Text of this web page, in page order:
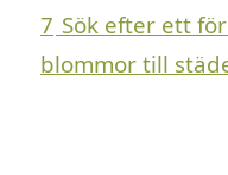
7 Sök efter ett
blommor till